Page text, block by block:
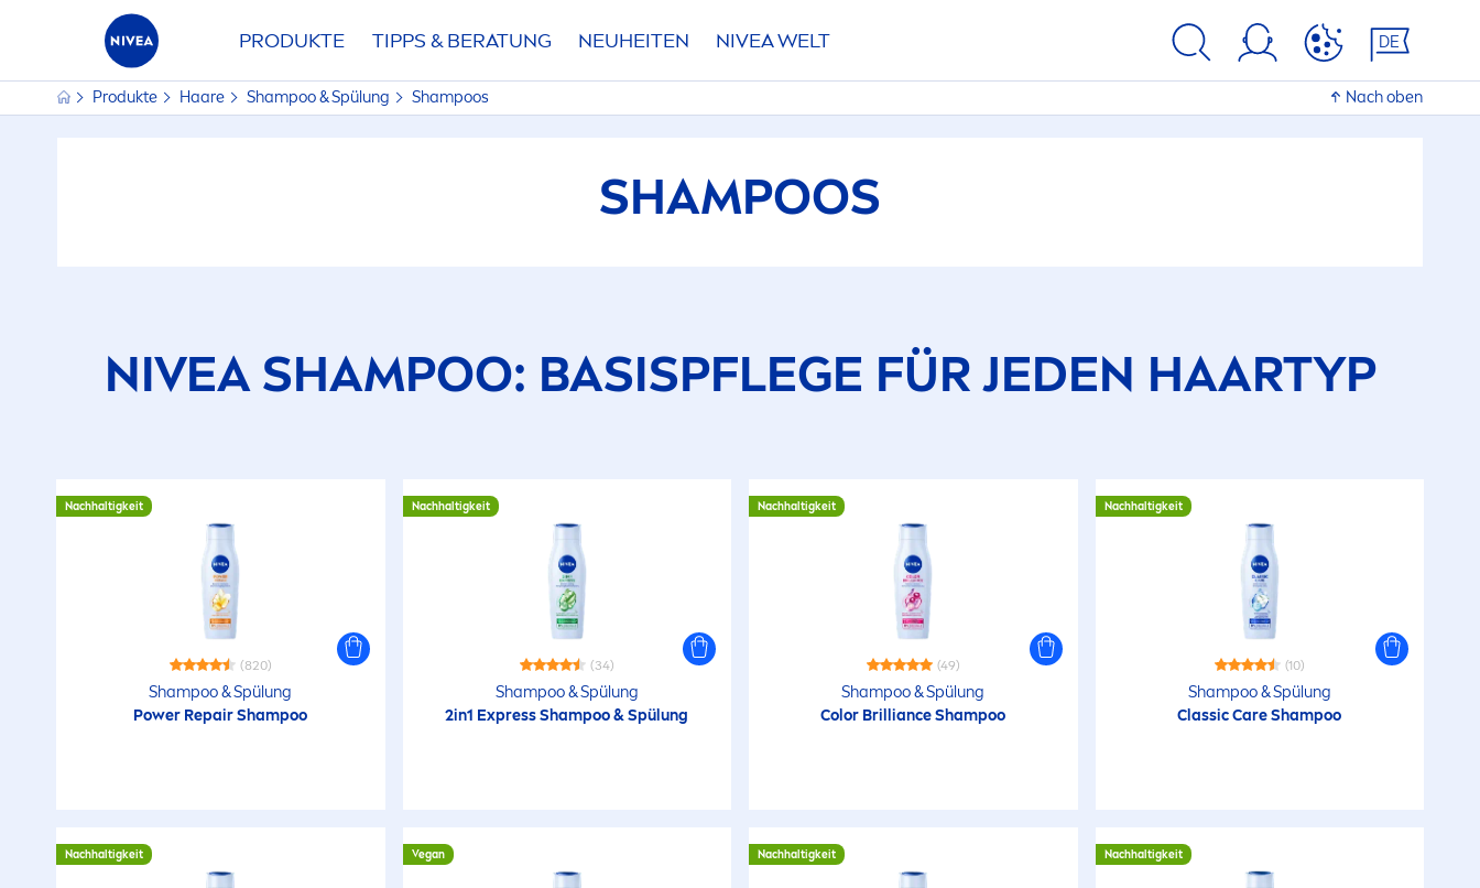
PRODUKTE TIPPS & BERATUNG NEUHEITEN NIVEAWELT DE
Produkte Haare Shampoo & Spülung Shampoos Nach oben
SHAMPOOS
NIVEASHAMPOO: BASISPFLEGE FÜR JEDEN HAARTYP
Nachhaltigkeit
(820)
Shampoo & Spülung
Power RepairShampoo
Nachhaltigkeit
(34)
Shampoo & Spülung
2in1 Express Shampoo & Spülung
Nachhaltigkeit
(49)
Shampoo & Spülung
Color Brilliance Shampoo
Nachhaltigkeit
(10)
Shampoo & Spülung
ClassicCareShampoo
Nachhaltigkeit Vegan Nachhaltigkeit Nachhaltigkeit